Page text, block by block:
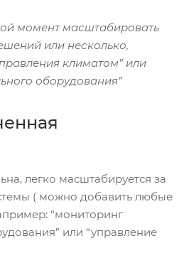
момент масштабировать
или несколько,
климатом” или
оборудования”
легко масштабируется за
( можно добавить любые
“мониторинг
или “управление